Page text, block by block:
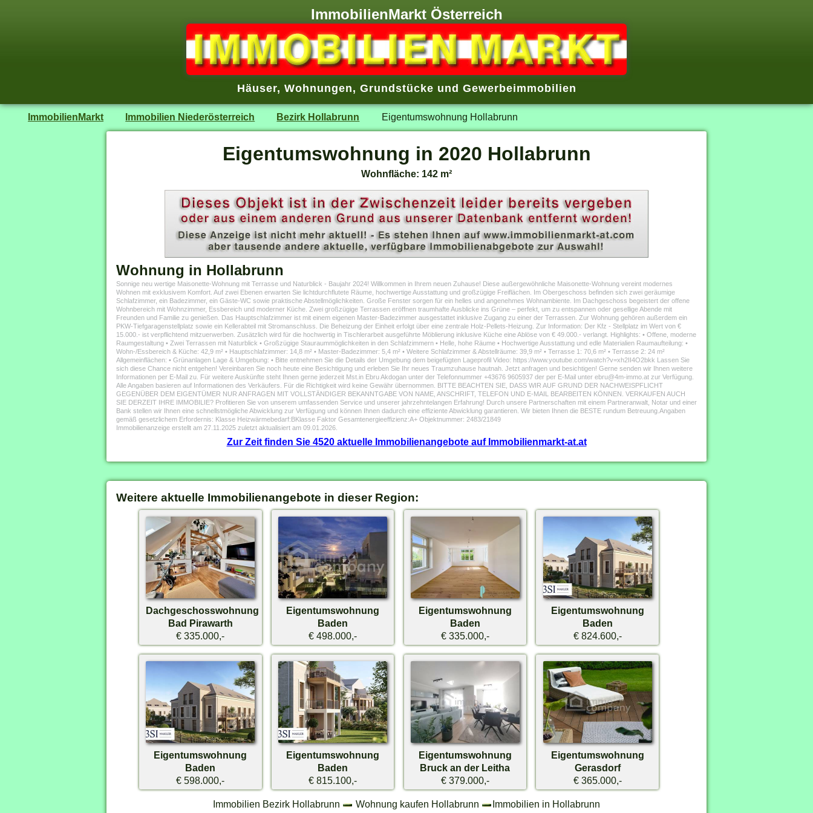
ImmobilienMarkt Österreich
Häuser, Wohnungen, Grundstücke und Gewerbeimmobilien
ImmobilienMarkt Immobilien Niederösterreich Bezirk Hollabrunn Eigentumswohnung Hollabrunn
Eigentumswohnung in 2020 Hollabrunn
Wohnfläche: 142 m²
Wohnung in Hollabrunn
Sonnige neu wertige Maisonette-Wohnung mit Terrasse und Naturblick - Baujahr 2024! Willkommen in Ihrem neuen Zuhause! Diese außergewöhnliche Maisonette-Wohnung vereint modernes
Wohnen mit exklusivem Komfort. Auf zwei Ebenen erwarten Sie lichtdurchflutete Räume, hochwertige Ausstattung und großzügige Freiflächen. Im Obergeschoss befinden sich zwei geräumige
Schlafzimmer, ein Badezimmer, ein Gäste-WC sowie praktische Abstellmöglichkeiten. Große Fenster sorgen für ein helles und angenehmes Wohnambiente. Im Dachgeschoss begeistert der offene
Wohnbereich mit Wohnzimmer, Essbereich und moderner Küche. Zwei großzügige Terrassen eröffnen traumhafte Ausblicke ins Grüne – perfekt, um zu entspannen oder gesellige Abende mit
Freunden und Familie zu genießen. Das Hauptschlafzimmer ist mit einem eigenen Master-Badezimmer ausgestattet inklusive Zugang zu einer der Terrassen. Zur Wohnung gehören außerdem ein
PKW-Tiefgaragenstellplatz sowie ein Kellerabteil mit Stromanschluss. Die Beheizung der Einheit erfolgt über eine zentrale Holz-Pellets-Heizung. Zur Information: Der Kfz - Stellplatz im Wert von €
15.000.- ist verpflichtend mitzuerwerben. Zusätzlich wird für die hochwertig in Tischlerarbeit ausgeführte Möblierung inklusive Küche eine Ablöse von € 49.000.- verlangt. Highlights: • Offene, moderne
Raumgestaltung • Zwei Terrassen mit Naturblick • Großzügige Stauraummöglichkeiten in den Schlafzimmern • Helle, hohe Räume • Hochwertige Ausstattung und edle Materialien Raumaufteilung: •
Wohn-/Essbereich & Küche: 42,9 m² • Hauptschlafzimmer: 14,8 m² • Master-Badezimmer: 5,4 m² • Weitere Schlafzimmer & Abstellräume: 39,9 m² • Terrasse 1: 70,6 m² • Terrasse 2: 24 m²
Allgemeinflächen: • Grünanlagen Lage & Umgebung: • Bitte entnehmen Sie die Details der Umgebung dem beigefügten Lageprofil Video: https://www.youtube.com/watch?v=xh2II4O2bkk Lassen Sie
sich diese Chance nicht entgehen! Vereinbaren Sie noch heute eine Besichtigung und erleben Sie Ihr neues Traumzuhause hautnah. Jetzt anfragen und besichtigen! Gerne senden wir Ihnen weitere
Informationen per E-Mail zu. Für weitere Auskünfte steht Ihnen gerne jederzeit Mst.in Ebru Akdogan unter der Telefonnummer +43676 9605937 der per E-Mail unter ebru@4m-immo.at zur Verfügung.
Alle Angaben basieren auf Informationen des Verkäufers. Für die Richtigkeit wird keine Gewähr übernommen. BITTE BEACHTEN SIE, DASS WIR AUF GRUND DER NACHWEISPFLICHT
GEGENÜBER DEM EIGENTÜMER NUR ANFRAGEN MIT VOLLSTÄNDIGER BEKANNTGABE VON NAME, ANSCHRIFT, TELEFON UND E-MAIL BEARBEITEN KÖNNEN. VERKAUFEN AUCH
SIE DERZEIT IHRE IMMOBILIE? Profitieren Sie von unserem umfassenden Service und unserer jahrzehntelangen Erfahrung! Durch unsere Partnerschaften mit einem Partneranwalt, Notar und einer
Bank stellen wir Ihnen eine schnellstmögliche Abwicklung zur Verfügung und können Ihnen dadurch eine effiziente Abwicklung garantieren. Wir bieten Ihnen die BESTE rundum Betreuung.Angaben
gemäß gesetzlichem Erfordernis: Klasse Heizwärmebedarf:BKlasse Faktor Gesamtenergieeffizienz:A+ Objektnummer: 2483/21849
Immobilienanzeige erstellt am 27.11.2025 zuletzt aktualisiert am 09.01.2026.
Zur Zeit finden Sie 4520 aktuelle Immobilienangebote auf Immobilienmarkt-at.at
Weitere aktuelle Immobilienangebote in dieser Region:
Dachgeschosswohnung
Bad Pirawarth
€ 335.000,-
Eigentumswohnung
Baden
€ 498.000,-
Eigentumswohnung
Baden
€ 335.000,-
Eigentumswohnung
Baden
€ 824.600,-
Eigentumswohnung
Baden
€ 598.000,-
Eigentumswohnung
Baden
€ 815.100,-
Eigentumswohnung
Bruck an der Leitha
€ 379.000,-
Eigentumswohnung
Gerasdorf
€ 365.000,-
Immobilien Bezirk Hollabrunn Wohnung kaufen Hollabrunn Immobilien in Hollabrunn